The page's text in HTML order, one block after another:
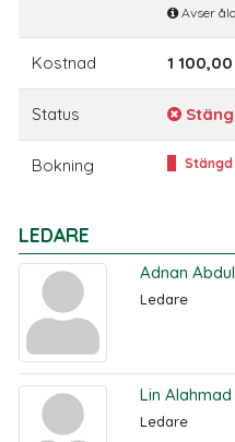
LEDARE
Adnan
Ledare
Lin Alahmad
Ledare
Avser
Kostnad 1
Status
Bokning Stängd